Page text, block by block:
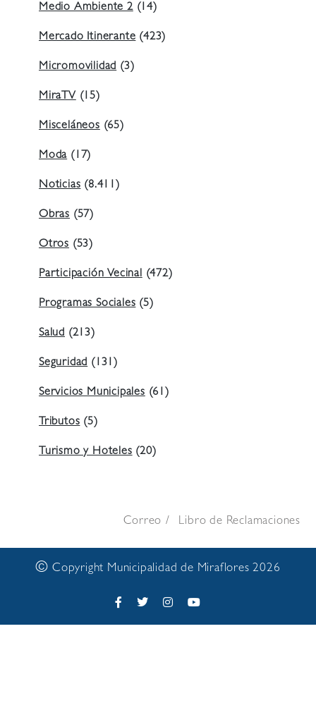
Medio Ambiente 2(14)
Mercado Itinerante (423)
Micromovilidad (3)
MiraTV (15)
Misceláneos (65)
Moda (17)
Noticias (8.411)
Obras (57)
Otros (53)
Participación Vecinal (472)
Programas Sociales (5)
Salud (213)
Seguridad (131)
Servicios Municipales (61)
Tributos (5)
Turismo y Hoteles (20)
Correo Libro de Reclamaciones
© Copyright Municipalidad de Miraflores 2026